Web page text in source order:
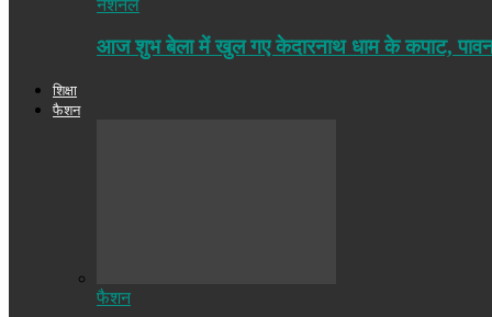
नेशनल
आज शुभ बेला में खुल गए केदारनाथ धाम के कपाट,
शिक्षा
फैशन
फैशन